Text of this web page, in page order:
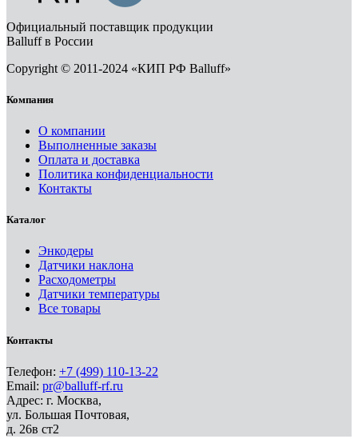
Официальный поставщик продукции
Balluff в России
Copyright © 2011-2024 «КИП РФ Balluff»
Компания
О компании
Выполненные заказы
Оплата и доставка
Политика конфиденциальности
Контакты
Каталог
Энкодеры
Датчики наклона
Расходометры
Датчики температуры
Все товары
Контакты
Телефон: +7 (499) 110-13-22
Email: pr@balluff-rf.ru
Адрес: г. Москва,
ул. Большая Почтовая,
д. 26в ст2